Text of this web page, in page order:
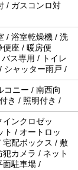
/ ガスコンロ対
/ 浴室乾燥機 / 洗
便座 / 暖房便
ス専用 / トイレ
シャッター雨戸 /
コニー / 南西向
き / 照明付き /
ンクロゼッ
ト / オートロッ
宅配ボックス / 敷
カメラ / ネット
面駐車場 /